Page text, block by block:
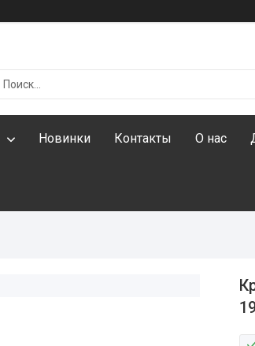
Новинки Контакты О нас